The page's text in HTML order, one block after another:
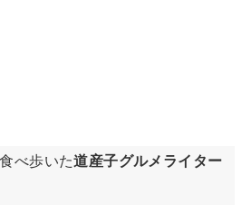
べ歩いた道産子グルメライター